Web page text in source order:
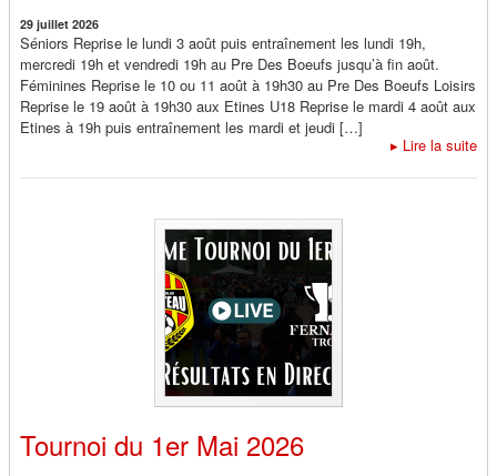
29 juillet 2026
Séniors Reprise le lundi 3 août puis entraînement les lundi 19h,
mercredi 19h et vendredi 19h au Pre Des Boeufs jusqu’à fin août.
Féminines Reprise le 10 ou 11 août à 19h30 au Pre Des Boeufs Loisirs
Reprise le 19 août à 19h30 aux Etines U18 Reprise le mardi 4 août aux
Etines à 19h puis entraînement les mardi et jeudi […]
▸ Lire la suite
Tournoi du 1er Mai 2026